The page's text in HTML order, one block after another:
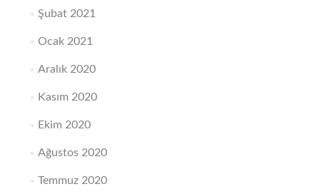
Şubat 2021
Ocak 2021
Aralık 2020
Kasım 2020
Ekim 2020
Ağustos 2020
Temmuz 2020